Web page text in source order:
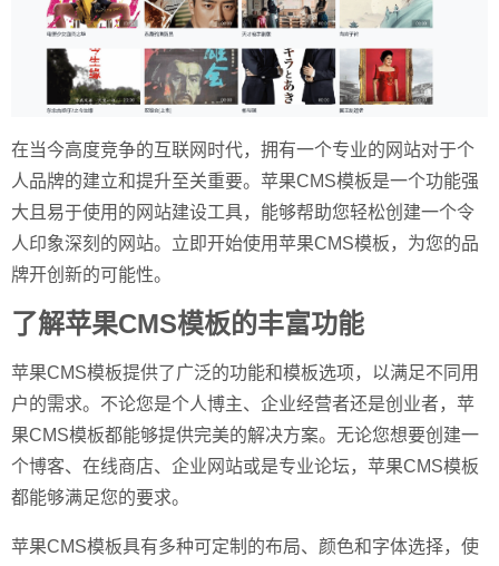
在当今高度竞争的互联网时代，拥有一个专业的网站对于个
人品牌的建立和提升至关重要。苹果CMS模板是一个功能强
大且易于使用的网站建设工具，能够帮助您轻松创建一个令
人印象深刻的网站。立即开始使用苹果CMS模板，为您的品
牌开创新的可能性。
了解苹果CMS模板的丰富功能
苹果CMS模板提供了广泛的功能和模板选项，以满足不同用
户的需求。不论您是个人博主、企业经营者还是创业者，苹
果CMS模板都能够提供完美的解决方案。无论您想要创建一
个博客、在线商店、企业网站或是专业论坛，苹果CMS模板
都能够满足您的要求。
苹果CMS模板具有多种可定制的布局、颜色和字体选择，使